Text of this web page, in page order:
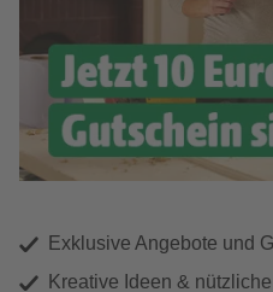
Exklusive Angebote und
Kreative Ideen &